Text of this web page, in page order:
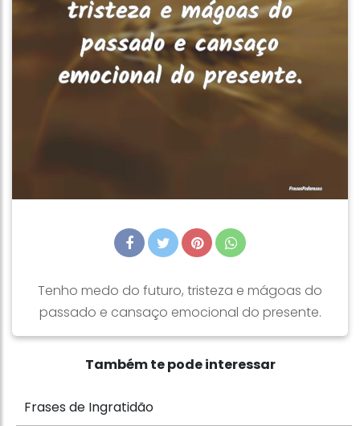
Tenho medo do futuro, tristeza e mágoas do
passado e cansaço emocional do presente.
Também te pode interessar
Frases de Ingratidão